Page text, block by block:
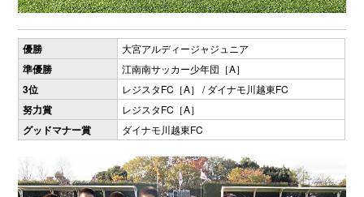
優勝 大宮アルディージャジュニア
準優勝 江南南サッカー少年団［A］
3位 レジスタFC［A］ / ダイナモ川越東FC
努力賞 レジスタFC［A］
グッドマナー賞 ダイナモ川越東FC